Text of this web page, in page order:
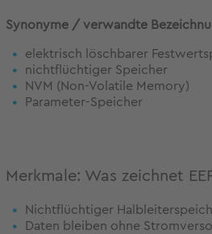
Synonyme / verwandte
elektrisch löschbarer
nichtflüchtiger Speicher
NVM (Non-Volatile Memory)
Parameter-Speicher
Merkmale: Was zeichnet
Nichtflüchtiger
Daten bleiben ohne